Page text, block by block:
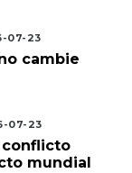
07-23
cambie
07-23
conflicto
mundial